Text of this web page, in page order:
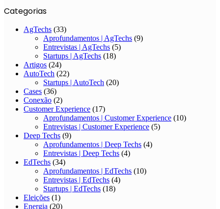
Categorias
AgTechs (33)
Aprofundamentos | AgTechs (9)
Entrevistas | AgTechs (5)
Startups | AgTechs (18)
Artigos (24)
AutoTech (22)
Startups | AutoTech (20)
Cases (36)
Conexão (2)
Customer Experience (17)
Aprofundamentos | Customer Experience (10)
Entrevistas | Customer Experience (5)
Deep Techs (9)
Aprofundamentos | Deep Techs (4)
Entrevistas | Deep Techs (4)
EdTechs (34)
Aprofundamentos | EdTechs (10)
Entrevistas | EdTechs (4)
Startups | EdTechs (18)
Eleições (1)
Energia (20)